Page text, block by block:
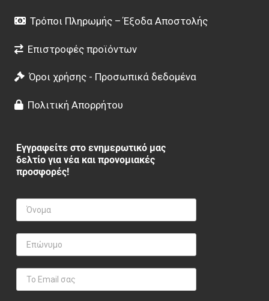
Τρόποι Πληρωμής – Έξοδα Αποστολής
Επιστροφές προϊόντων
Όροι χρήσης - Προσωπικά δεδομένα
Πολιτική Απορρήτου
Εγγραφείτε στο ενημερωτικό μας
δελτίο για νέα και προνομιακές
προσφορές!